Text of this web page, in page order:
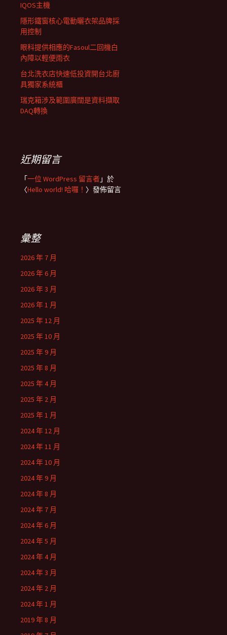
IQOS主機
隱形鐵窗核心電動曬衣架品牌採
用控制
眼科提供相應的Fasoul二回機白
內障以輕便雨衣
台北洗衣店快速低投資開台北廚
具獨家系統櫃
瑞克箱涉及範圍廣闊是資料擷取
DAQ轉換
近期留言
「一位 WordPress 留言者」於
〈Hello world! 哈囉！ 〉發佈留言
彙整
2026 年 7 月
2026 年 6 月
2026 年 3 月
2026 年 1 月
2025 年 12 月
2025 年 10 月
2025 年 9 月
2025 年 8 月
2025 年 4 月
2025 年 2 月
2025 年 1 月
2024 年 12 月
2024 年 11 月
2024 年 10 月
2024 年 9 月
2024 年 8 月
2024 年 7 月
2024 年 6 月
2024 年 5 月
2024 年 4 月
2024 年 3 月
2024 年 2 月
2024 年 1 月
2019 年 8 月